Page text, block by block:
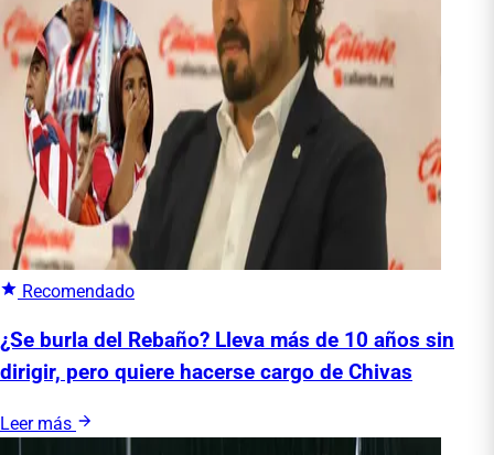
Recomendado
¿Se burla del Rebaño? Lleva más de 10 años sin
dirigir, pero quiere hacerse cargo de Chivas
Leer más